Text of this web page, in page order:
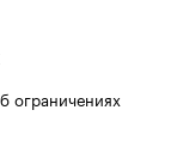
ограничениях